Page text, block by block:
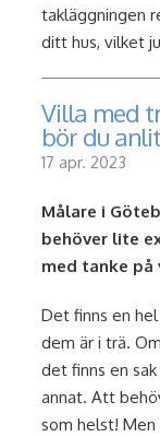
takläggningen
ditt hus, vilket
Villa med
bör du
17 apr. 2023
Målare i
behöver lite
med tanke
Det finns en
dem är i trä.
det finns en
annat. Att
som helst!